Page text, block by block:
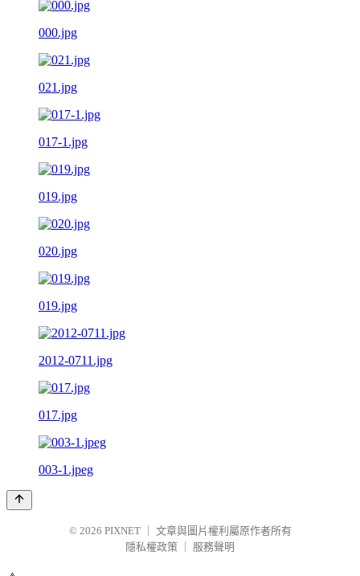
000.jpg
021.jpg
017-1.jpg
019.jpg
020.jpg
019.jpg
2012-0711.jpg
017.jpg
003-1.jpeg
© 2026 PIXNET
文章與圖片權利屬原作者所有
隱私權政策
服務聲明